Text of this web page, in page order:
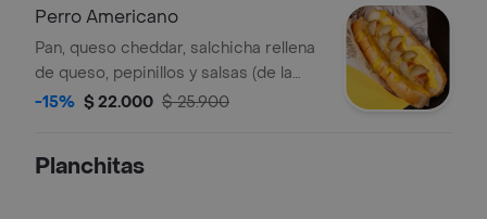
Perro Americano
Pan, queso cheddar, salchicha rellena
de queso, pepinillos y salsas (de la
casa, mostaza, tomate y cilantro).
-15% $ 22.000 $ 25.900
Planchitas